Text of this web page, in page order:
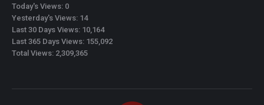
Today's Views: 0
Yesterday's Views: 14
Last 30 Days Views: 10,164
Last 365 Days Views: 155,092
Total Views: 2,309,365